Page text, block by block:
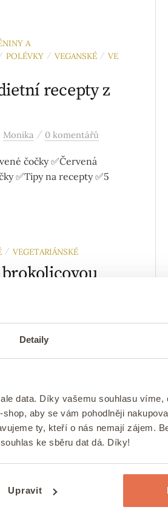
Detaily
data. Díky vašemu souhlasu
aby se vám pohodlněji
ty, kteří o nás nemají zájem.
ke sběru dat dá. Díky!
Upravit
A
/ POLÉVKY / VEGANSKÉ / VE
recepty z
Monika / 0 komentářů
čočky ✅Červená
✅Tipy na recepty ✅5
/ VEGETARIÁNSKÉ
lucie /0 komentářů
polévka s bramborem,
a hotová za 30 minut.
rajčat